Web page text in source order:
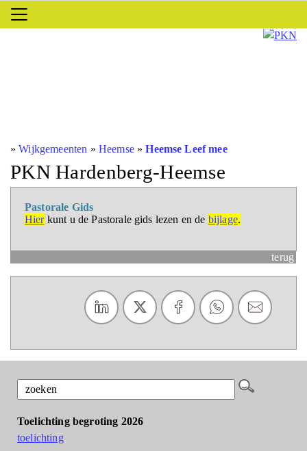
»Wijkgemeenten » Heemse»Heemse Leef mee
PKN Hardenberg-Heemse
Pastorale Gids
Hierkunt u de Pastorale gids lezen en de bijlage.
terug
Toelichting begroting 2026
toelichting